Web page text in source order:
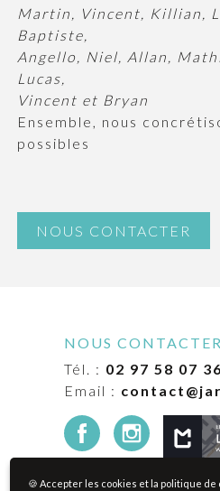
Martin, Vincent, Killian,
Baptiste,
Angello, Niel, Allan,
Lucas,
Vincent et Bryan
Ensemble, nous
possibles
NOUS CONTACTER
NOUS CONTACTER
Tél. : 02 97 58 07 36
Email :
🍪 Accepter les cookies et la politique